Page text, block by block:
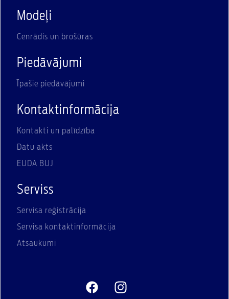
Modeļi
Cenrādis un brošūras
Piedāvājumi
Īpašie piedāvājumi
Kontaktinformācija
Kontakti un palīdzība
Datu akts
EUDA BUJ
Serviss
Servisa reģistrācija
Servisa kontaktinformācija
Atsaukumi